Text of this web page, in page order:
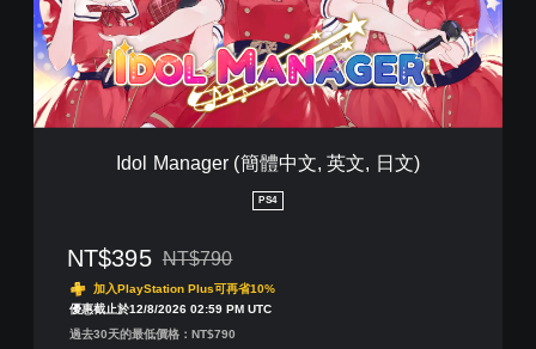
n
a
g
e
r
(
Idol Manager (簡體中文, 英文, 日文)
PS4
NT$395 折扣前原價為NT$790
NT$790
加入PlayStation Plus可再省10%
優惠截止於12/8/2026 02:59 PM UTC
過去30天的最低價格：NT$790